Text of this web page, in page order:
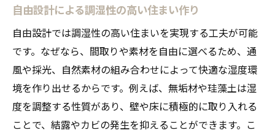
自由設計による調湿性の高い住まい作り
自由設計では調湿性の高い住まいを実現する工夫が可能
です。なぜなら、間取りや素材を自由に選べるため、通
風や採光、自然素材の組み合わせによって快適な湿度環
境を作り出せるからです。例えば、無垢材や珪藻土は湿
度を調整する性質があり、壁や床に積極的に取り入れる
ことで、結露やカビの発生を抑えることができます。こ